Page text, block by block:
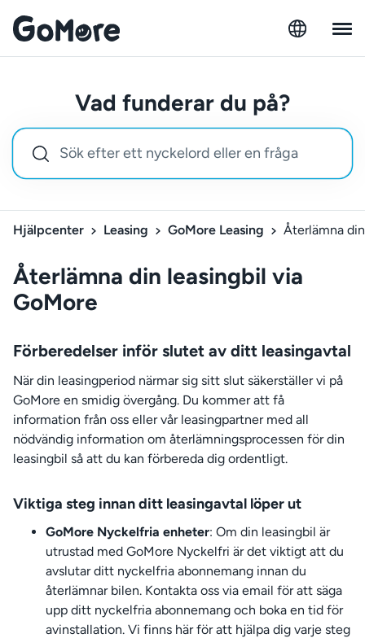
Vad funderar du på?
Hjälpcenter Leasing GoMore Leasing Återlämna
Återlämna din leasingbil via
GoMore
Förberedelser inför slutet av ditt leasingavtal
När din leasingperiod närmar sig sitt slut säkerställer vi på
GoMore en smidig övergång. Du kommer att få
information från oss eller vår leasingpartner med all
nödvändig information om återlämningsprocessen för din
leasingbil så att du kan förbereda dig ordentligt.
Viktiga steg innan ditt leasingavtal löper ut
GoMore Nyckelfria enheter: Om din leasingbil är
utrustad med GoMore Nyckelfri är det viktigt att du
avslutar ditt nyckelfria abonnemang innan du
återlämnar bilen. Kontakta oss via email för att säga
upp ditt nyckelfria abonnemang och boka en tid för
avinstallation. Vi finns här för att hjälpa dig varje steg